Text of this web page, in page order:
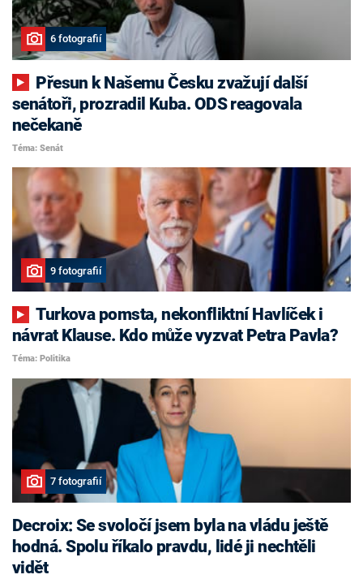
6 fotografií
senátoři, prozradil Kuba. ODS reagovala
nečekaně
Téma: Senát
9 fotografií
Turkova pomsta, nekonfliktní Havlíček i
návrat Klause. Kdo může vyzvat Petra Pavla?
Téma: Politika
7 fotografií
Decroix: Se svoločí jsem byla na vládu ještě
hodná. Spolu říkalo pravdu, lidé ji nechtěli
vidět